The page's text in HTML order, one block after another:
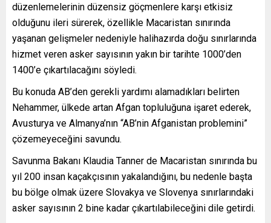
düzenlemelerinin düzensiz göçmenlere karşı etkisiz
olduğunu ileri sürerek, özellikle Macaristan sınırında
yaşanan gelişmeler nedeniyle halihazırda doğu sınırlarında
hizmet veren asker sayısının yakın bir tarihte 1000’den
1400’e çıkartılacağını söyledi.
Bu konuda AB’den gerekli yardımı alamadıkları belirten
Nehammer, ülkede artan Afgan topluluğuna işaret ederek,
Avusturya ve Almanya’nın “AB’nin Afganistan problemini”
çözemeyeceğini savundu.
Savunma Bakanı Klaudia Tanner de Macaristan sınırında bu
yıl 200 insan kaçakçısının yakalandığını, bu nedenle başta
bu bölge olmak üzere Slovakya ve Slovenya sınırlarındaki
asker sayısının 2 bine kadar çıkartılabileceğini dile getirdi.